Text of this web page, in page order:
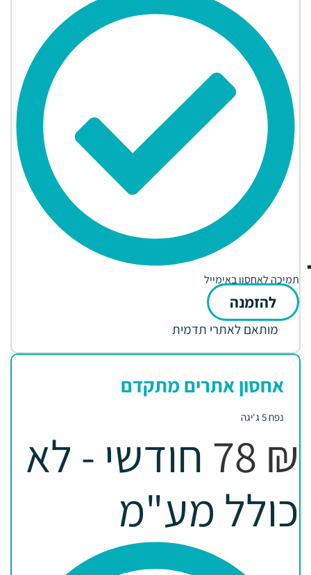
תמיכה לאחסון באימייל
להזמנה
מותאם לאתרי תדמית
אחסון אתרים מתקדם
נפח 5 ג'יגה
₪
78 חודשי - לא
כולל מע"מ